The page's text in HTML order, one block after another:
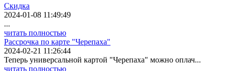
Скидка
2024-01-08 11:49:49
...
читать полностью
Рассрочка по карте "Черепаха"
2024-02-21 11:26:44
Теперь универсальной картой "Черепаха" можно оплач...
читать полностью